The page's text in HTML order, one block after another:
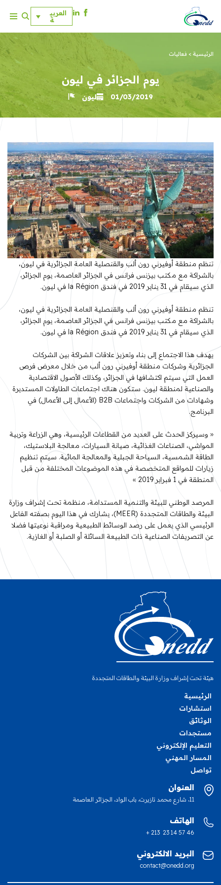
ت
ل
ل
ت
و
ى
العربي
ة
الرئيسية > فعاليات
يوم الجزائر في ليون
01/03/2019 ليون
تنظم منطقة أوفيرني رون ألب والقنصلية العامة الجزائرية في ليون،
بالشراكة مع مكتب بيزنس فرانس في الجزائر العاصمة، يوم الجزائر،
الذي سيقام في 31 يناير 2019 في فندق la Région في ليون.
تنظم منطقة أوفيرني رون ألب والقنصلية العامة الجزائرية في ليون،
بالشراكة مع مكتب بيزنس فرانس في الجزائر العاصمة، يوم الجزائر،
الذي سيقام في 31 يناير 2019 في فندق la Région في ليون.
يهدف هذا الاجتماع إلى بناء وتعزيز علاقات الشراكة بين الشركات
الجزائرية وشركات منطقة أوفيرني رون ألب من خلال معرض فرص
العمل التي سيتم اكتشافها في الجزائر، وكذلك الأصول الاقتصادية
والصناعية لمنطقة ليون. ستكون هناك اجتماعات الطاولات المستديرة
وشهادات من الشركات واجتماعات B2B (الأعمال إلى الأعمال) في
البرنامج.
« وسيركز الحدث على العديد من القطاعات الرئيسية، وهي الزراعة وتربية
المواشي، الصناعات الغذائية، صيانة السيارات، معالجة البلاستيك،
الطاقة الشمسية، السياحة الجبلية والمعالجة المائية. سيتم تنظيم
زيارات للمواقع المتخصصة في هذه الموضوعات المختلفة من قبل
المنطقة في 1 فبراير 2019 »
المرصد الوطني للبيئة والتنمية المستدامة، منظمة تحت إشراف وزارة
البيئة والطاقات المتجددة (MEER)، يشارك في هذا اليوم بصفته الفاعل
الرئيسي الذي يعمل على رصد الوسائط الطبيعية ومراقبة نوعيتها فضلا
عن التصريفات الصناعية ذات الطبيعة السائلة أو الصلبة أو الغازية.
هيئة تحت إشراف وزارة البيئة والطاقات المتجددة
الرئيسية
استشارات
الوثائق
مستجدات
التعليم الإلكتروني
المسار المهني
تواصل
العنوان
11، شارع محمد تازيرت، باب الواد، الجزائر العاصمة
الهاتف
+ 213 23 14 57 46
البريد الالكتروني
contact@onedd.org